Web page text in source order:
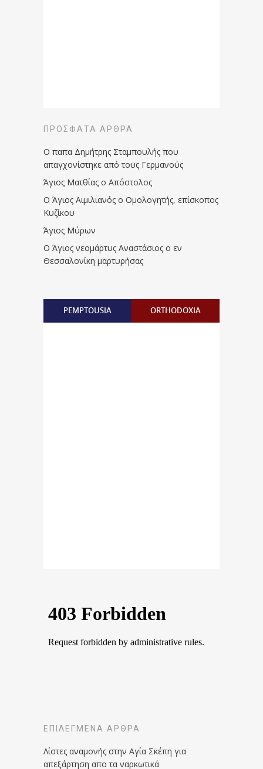
ΠΡΌΣΦΑΤΑ ΆΡΘΡΑ
Ο παπα Δημήτρης Σταμπουλής που
απαγχονίστηκε από τους Γερμανούς
Άγιος Ματθίας ο Απόστολος
Ο Άγιος Αιμιλιανός ο Ομολογητής, επίσκοπος
Κυζίκου
Άγιος Μύρων
Ο Άγιος νεομάρτυς Αναστάσιος ο εν
Θεσσαλονίκη μαρτυρήσας
PEMPTOUSIA ORTHODOXIA
ΕΠΙΛΕΓΜΈΝΑ ΆΡΘΡΑ
Λίστες αναμονής στην Αγία Σκέπη για
απεξάρτηση απο τα ναρκωτικά